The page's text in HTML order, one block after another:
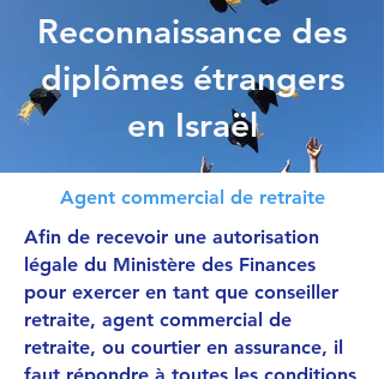
Reconnaissance des
diplômes étrangers
en Israël
Agent commercial de retraite
Afin de recevoir une autorisation
légale du Ministère des Finances
pour exercer en tant que conseiller
retraite, agent commercial de
retraite, ou courtier en assurance, il